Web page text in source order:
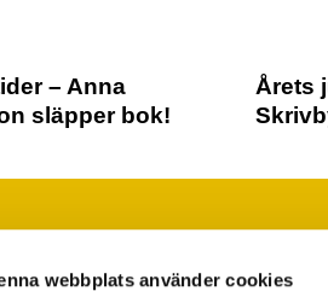
webbplats använder cookies
– Anna
släpper bok!
Årets